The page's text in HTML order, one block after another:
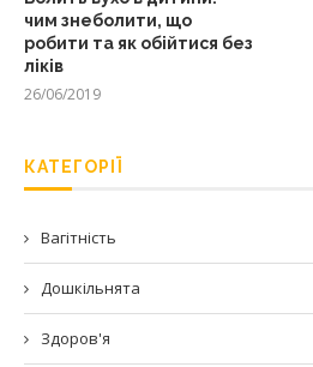
чим знеболити, що
робити та як обійтися без
ліків
26/06/2019
КАТЕГОРІЇ
Вагітність
Дошкільнята
Здоров'я